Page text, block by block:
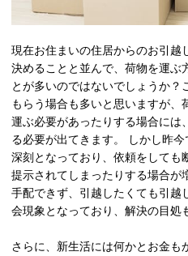
現在お住まいの住居からのお引越
決めることと並んで、荷物を運ぶ
とが多いのではないでしょうか？
もらう場合も多いと思いますが、
運ぶ必要があったりする場合には
る必要が出てきます。 しかし昨
深刻となっており、依頼をしても
提示されてしまったりする場合が
手配できず、引越したくても引越
会現象となっており、解決の目処
さらに、新生活には何かとお金も